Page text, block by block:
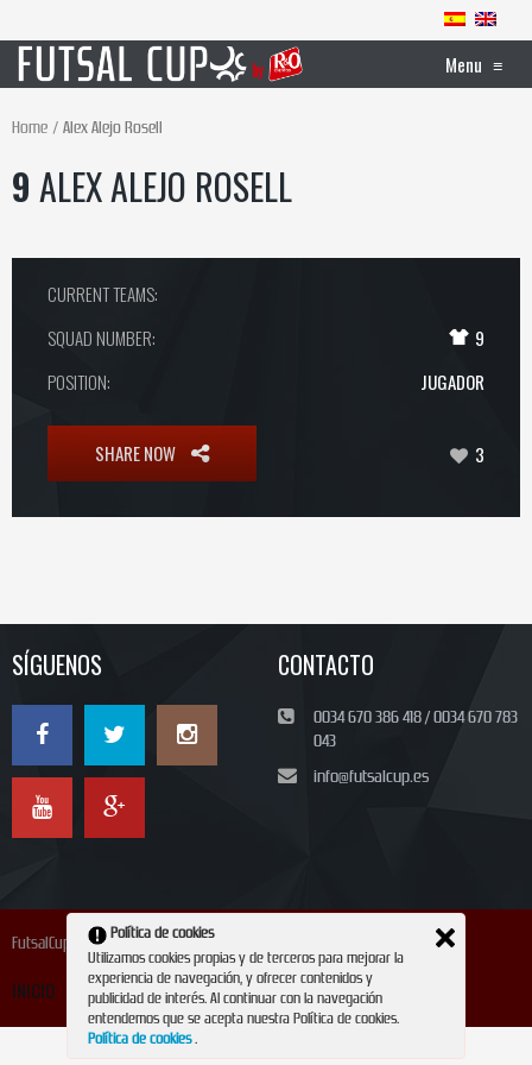
Menu ≡
Home Alex Alejo Rosell
9 ALEX ALEJO ROSELL
CURRENT TEAMS:
SQUAD NUMBER:
9
POSITION:
JUGADOR
SHARE NOW 3
SÍGUENOS CONTACTO
0034 670 386 418 / 0034 670 783
043
info@futsalcup.es
FutsalCup 2024
INICIO INSCRIPCIÓN CONTACTO REVISTA
Política de cookies
Utilizamos cookies propias y de terceros para mejorar la
experiencia de navegación, y ofrecer contenidos y
publicidad de interés. Al continuar con la navegación
entendemos que se acepta nuestra Política de cookies.
Política de cookies.